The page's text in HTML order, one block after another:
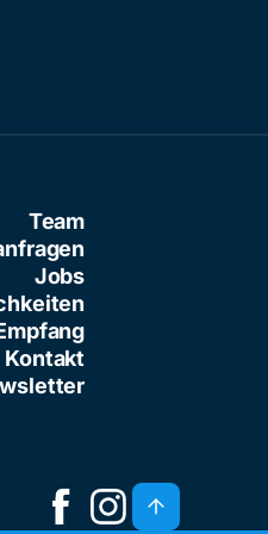
Team
Jobs
Kontakt